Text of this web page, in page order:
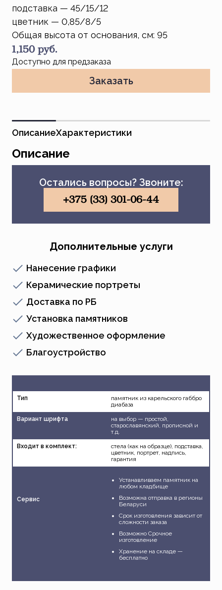
подставка — 45/15/12
цветник — 0,85/8/5
Общая высота от основания, cм: 95
1,150 руб.
Доступно для предзаказа
Заказать
ОписаниеХарактеристики
Описание
Остались вопросы? Звоните:
+375 (33) 301-06-44
Дополнительные услуги
Нанесение графики
Керамические портреты
Доставка по РБ
Установка памятников
Художественное оформление
Благоустройство
Тип
памятник из карельского габбро
диабаза
Вариант шрифта
на выбор — простой,
старославянский, прописной и
т.д.
Входит в комплект:
стела (как на образце), подставка,
цветник, портрет, надпись,
гарантия
Сервис
Устанавливаем памятник на
любом кладбище
Возможна отправка в регионы
Беларуси
Срок изготовления зависит от
сложности заказа
Возможно Срочное
изготовление
Хранение на складе —
бесплатно